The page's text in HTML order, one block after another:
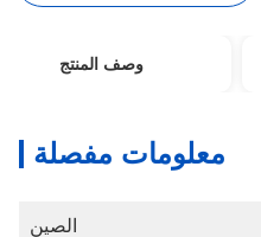
وصف المنتج
معلومات مفصلة
الصين